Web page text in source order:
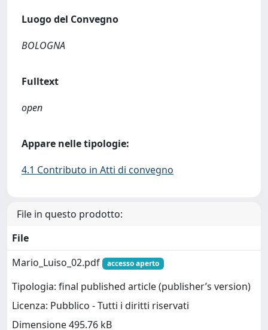
Luogo del Convegno
BOLOGNA
Fulltext
open
Appare nelle tipologie:
4.1 Contributo in Atti di convegno
File in questo prodotto:
File
Mario_Luiso_02.pdf
accesso aperto
Tipologia: final published article (publisher’s version)
Licenza: Pubblico - Tutti i diritti riservati
Dimensione 495.76 kB